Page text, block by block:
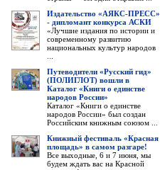
Издательство «АЯКС-ПРЕСС»
- дипломант конкурса АСКИ
«Лучшие издания по истории и
современному развитию
национальных культур народов
Путеводители «Русский гид»
(ПОЛИГЛОТ) вошли в
Каталог «Книги о единстве
народов России»
Каталог «Книги о единстве
народов России» был создан
Российским книжным союзом ...
Книжный фестиваль «Красная
площадь» в самом разгаре!
Все выходные, 6 и 7 июня, мы
будем ждать вас на Красной